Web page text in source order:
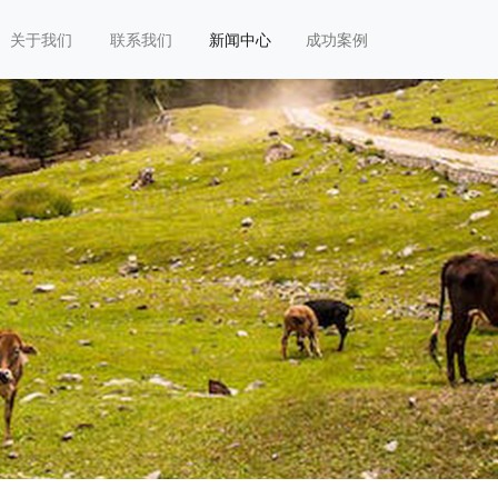
关于我们 联系我们 新闻中心 成功案例